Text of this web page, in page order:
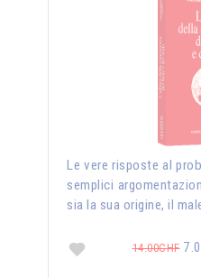
Le vere risposte al
semplici
sia la sua origine, il
14.00CHF